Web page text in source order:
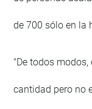
de 700 sólo en la
"De todos
cantidad pero no